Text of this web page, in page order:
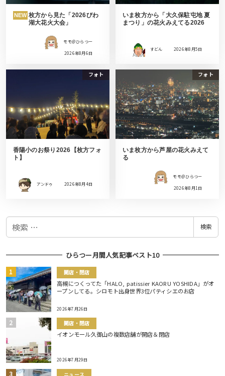
NEW 枚方から見た「2026びわ
湖大花火大会」
モモ＠ひらつー
2026年8月6日
いま枚方から「大久保駐屯地 夏
まつり」の花火みえてる2026
すどん 2026年8月5日
フォト
香陽小のお祭り2026【枚方フォ
ト】
アンドゥ 2026年8月4日
フォト
いま枚方から芦屋の花火みえて
る
モモ＠ひらつー
2026年8月1日
検
検索
ひらつー月間人気記事ベスト10
開店・閉店
高槻につくってた「HALO, patissier KAORU YOSHIDA」がオ
ープンしてる。シロモト出身世界3位パティシエのお店
2026年7月26日
開店・閉店
イオンモール久御山の複数店舗が開店＆閉店
2026年7月29日
ニュース